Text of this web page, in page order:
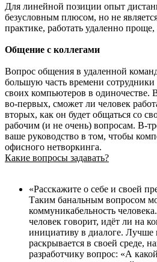
Для линейной позиции опыт
безусловным плюсом, но не
практике, работать удаленно
Общение с коллегами
Вопрос общения в удаленной
большую часть времени сотрудники
своих компьютеров в одиночестве.
во-первых, сможет ли человек
вторых, как он будет общаться со
рабочим (и не очень) вопросам. В-
ваше руководство в том, чтобы
офисного нетворкинга.
Какие вопросы задавать?
«Расскажите о себе и своей
Таким банальным вопросом
коммуникабельность
человек говорит, идёт ли на
инициативу в диалоге. Лучше
раскрывается в своей среде,
разработчику вопрос: «А